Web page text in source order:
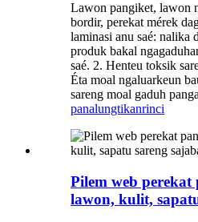
Lawon pangiket, lawon
bordir, perekat mérek
laminasi anu saé: nalika
produk bakal
saé. 2. Henteu toksik
Éta moal ngaluarkeun
sareng moal gaduh
panalungtikanrinci
Pilem web perekat
lawon, kulit,